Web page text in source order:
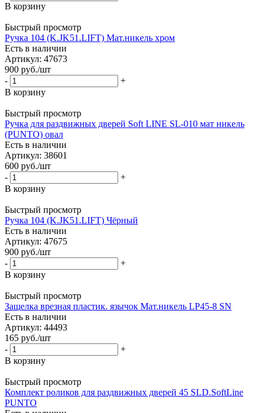
В корзину
Быстрый просмотр
Ручка 104 (K.JK51.LIFT) Мат.никель хром
Есть в наличии
Артикул: 47673
900 руб./шт
-
+
В корзину
Быстрый просмотр
Ручка для раздвижных дверей Soft LINE SL-010 мат никель
(PUNTO) овал
Есть в наличии
Артикул: 38601
600 руб./шт
-
+
В корзину
Быстрый просмотр
Ручка 104 (K.JK51.LIFT) Чёрный
Есть в наличии
Артикул: 47675
900 руб./шт
-
+
В корзину
Быстрый просмотр
Защелка врезная пластик. язычок Мат.никель LP45-8 SN
Есть в наличии
Артикул: 44493
165 руб./шт
-
+
В корзину
Быстрый просмотр
Комплект роликов для раздвижных дверей 45 SLD.SoftLine
PUNTO